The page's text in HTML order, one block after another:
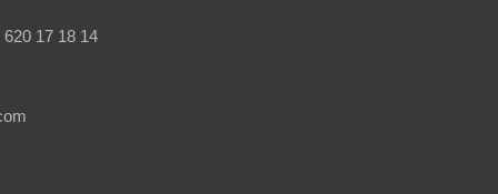
17 18 14